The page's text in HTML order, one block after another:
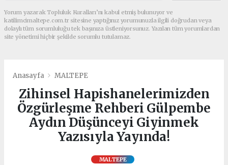
Yorum yazarak Topluluk Kuralları’nı kabul etmiş bulunuyor ve
katilimcimaltepe.com.tr sitesine yaptığınız yorumunuzla ilgili doğrudan veya
dolaylı tüm sorumluluğu tek başınıza üstleniyorsunuz. Yazılan tüm yorumlardan
site yönetimi hiçbir şekilde sorumlu tutulamaz.
Anasayfa MALTEPE
Zihinsel Hapishanelerimizden
Özgürleşme Rehberi Gülpembe
Aydın Düşünceyi Giyinmek
Yazısıyla Yayında!
MALTEPE